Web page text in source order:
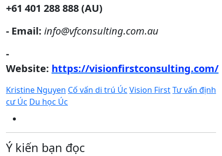
+61 401 288 888 (AU)
- Email: info@vfconsulting.com.au
-
Website: https://visionfirstconsulting.com/
Kristine Nguyen Cố vấn di trú Úc Vision FirstTư vấn định
cư Úc Du học Úc
Ý kiến bạn đọc